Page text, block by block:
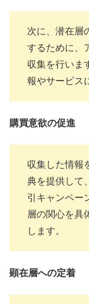
次に、潜在層
するために、
収集を行いま
報やサービス
購買意欲の促進
収集した情報
典を提供して
引キャンペー
層の関心を具
します。
顕在層への定着